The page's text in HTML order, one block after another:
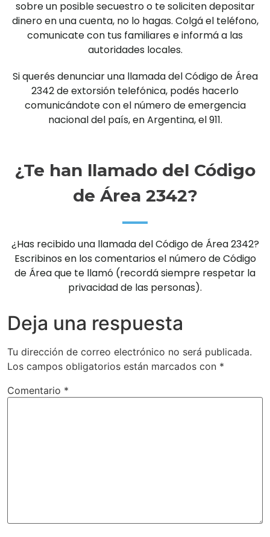
sobre un posible secuestro o te soliciten depositar
dinero en una cuenta, no lo hagas. Colgá el teléfono,
comunicate con tus familiares e informá a las
autoridades locales.
Si querés denunciar una llamada del Código de Área
2342 de extorsión telefónica, podés hacerlo
comunicándote con el número de emergencia
nacional del país, en Argentina, el 911.
¿Te han llamado del Código
de Área 2342?
¿Has recibido una llamada del Código de Área 2342?
Escribinos en los comentarios el número de Código
de Área que te llamó (recordá siempre respetar la
privacidad de las personas).
Deja una respuesta
Tu dirección de correo electrónico no será publicada.
Los campos obligatorios están marcados con *
Comentario *